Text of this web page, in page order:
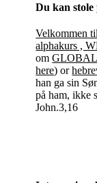
Du kan stole
Velkommen
alphakurs ,
om
here) or
han ga sin
på ham, ikke
John.3,16